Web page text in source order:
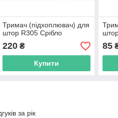
Тримач (підхоплювач) для
штор R305 Срібло
220₴
Купити
85
за рік